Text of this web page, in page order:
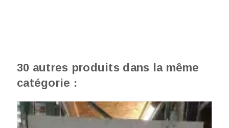
30 autres produits dans la même
catégorie :